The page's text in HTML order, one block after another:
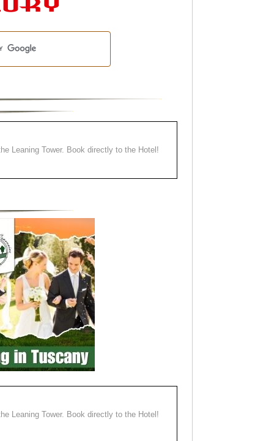
Leaning Tower. Book directly to the Hotel!
Leaning Tower. Book directly to the Hotel!